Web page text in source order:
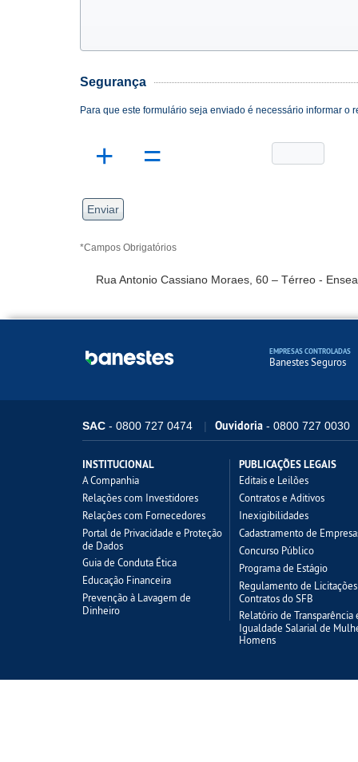
Segurança
Para que este formulário seja enviado é necessário informar o
+ =
*Campos Obrigatórios
Rua Antonio Cassiano Moraes, 60 – Térreo -
EMPRESAS CONTROLADAS
Banestes Seguros
SAC- 0800 727 0474 Ouvidoria- 0800 727 0030
INSTITUCIONAL
A Companhia
Relações com Investidores
Relações com Fornecedores
Portal de Privacidade e Proteção
de Dados
Guia de Conduta Ética
Educação Financeira
Prevenção à Lavagem de
Dinheiro
PUBLICAÇÕES LEGAIS
Editais e Leilões
Contratos e Aditivos
Inexigibilidades
Cadastramento de
Concurso Público
Programa de Estágio
Regulamento de
Contratos do SFB
Relatório de Transparência
Igualdade Salarial de
Homens